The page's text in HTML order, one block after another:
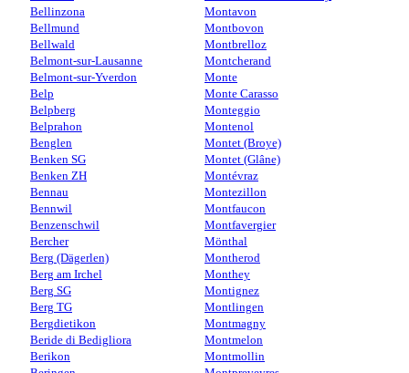
Bellinzona
Bellmund
Bellwald
Belmont-sur-Lausanne
Belmont-sur-Yverdon
Belp
Belpberg
Belprahon
Benglen
Benken SG
Benken ZH
Bennau
Bennwil
Benzenschwil
Bercher
Berg (Dägerlen)
Berg am Irchel
Berg SG
Berg TG
Bergdietikon
Beride di Bedigliora
Berikon
Montavon
Montbovon
Montbrelloz
Montcherand
Monte
Monte Carasso
Monteggio
Montenol
Montet (Broye)
Montet (Glâne)
Montévraz
Montezillon
Montfaucon
Montfavergier
Mönthal
Montherod
Monthey
Montignez
Montlingen
Montmagny
Montmelon
Montmollin